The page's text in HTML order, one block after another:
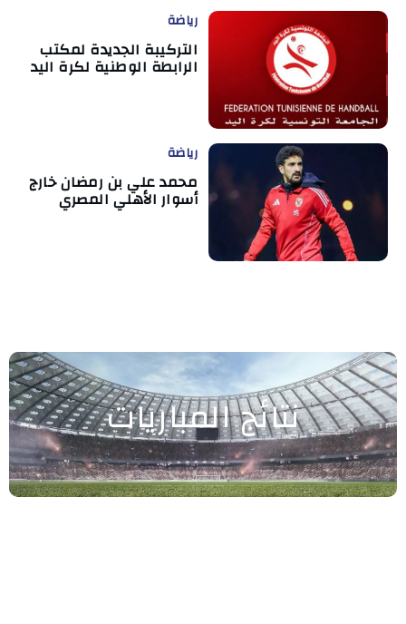
رياضة
التركيبة الجديدة لمكتب
الرابطة الوطنية لكرة اليد
رياضة
محمد علي بن رمضان خارج
أسوار الأهلي المصري
نتائج المباريات